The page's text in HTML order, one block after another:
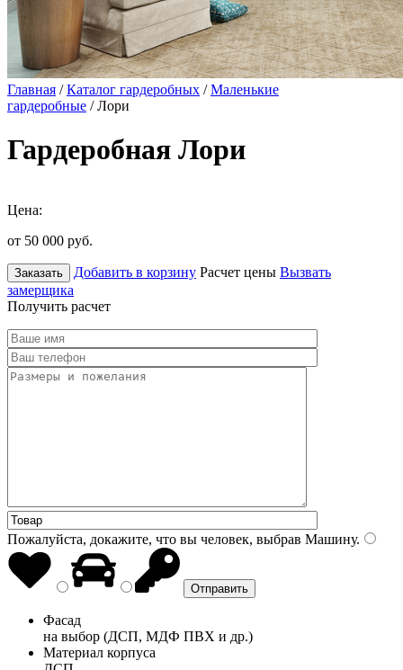
Главная /Каталог гардеробных /Маленькие
гардеробные / Лори
Гардеробная Лори
Цена:
от 50 000 руб.
Заказать Добавить в корзину Расчет цены Вызвать
замерщика
Получить расчет
Пожалуйста, докажите, что вы человек, выбрав Машину.
Фасад
на выбор (ДСП, МДФ ПВХ и др.)
Материал корпуса